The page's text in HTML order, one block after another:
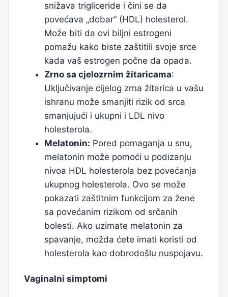
snižava trigliceride i čini se da
povećava „dobar“ (HDL) holesterol.
Može biti da ovi biljni estrogeni
pomažu kako biste zaštitili svoje srce
kada vaš estrogen počne da opada.
Zrno sa cjelozrnim žitaricama:
Uključivanje cijelog zrna žitarica u vašu
ishranu može smanjiti rizik od srca
smanjujući i ukupni i LDL nivo
holesterola.
Melatonin: Pored pomaganja u snu,
melatonin može pomoći u podizanju
nivoa HDL holesterola bez povećanja
ukupnog holesterola. Ovo se može
pokazati zaštitnim funkcijom za žene
sa povećanim rizikom od srčanih
bolesti. Ako uzimate melatonin za
spavanje, možda ćete imati koristi od
holesterola kao dobrodošlu nuspojavu.
Vaginalni simptomi